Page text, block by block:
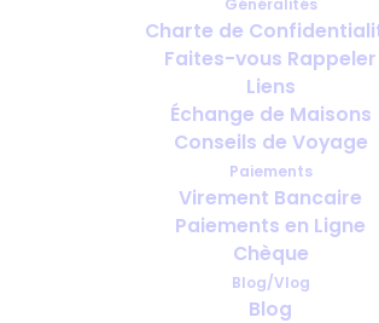
Généralités
Charte de
Faites-vous Rappeler
Liens
Échange de Maisons
Conseils de Voyage
Paiements
Virement Bancaire
Paiements en Ligne
Chèque
Blog/Vlog
Blog
Combien de temps à
il prévoir l’oxygène pour le